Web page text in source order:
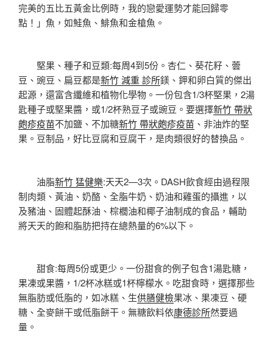
完美的五比五黃金比例時，我的戀愛運勢才能回歸零
點！」魚，如鮭魚、鯡魚和金槍魚。
堅果、種子和豆類:每周4到5份。杏仁、葵花籽、蕓
豆、豌豆、扁豆都是新竹 減重 診所鎂、鉀和卵白質的傑出
起源，還富含纖維和植物化學物。一份包含1/3杯堅果，2湯
匙種子或堅果醬，或1/2杯熟豆子或豌豆。要選擇新竹 帶狀
皰疹疫苗不加鹽、不加糖新竹 帶狀皰疹疫苗 、非油炸的堅
果。豆制品，好比豆腐和豆腐干，是肉類很好的替換品。
油脂新竹 猛健樂:天天2—3次。DASH飲食經由過程限
制肉類、黃油、奶酪、全脂牛奶、奶油和雞蛋的攝進，以
及豬油、固體起酥油、棕櫚油和椰子油制成的食品，輔助
將天天的飽和脂肪把持在總熱量的6%以下。
甜食:每周5份或更少。一份甜食的例子包含1湯匙糖，
果凍或果醬，1/2杯冰糕或1杯檸檬水。吃甜食時，選擇那些
無脂肪或低脂的，如冰糕、生供膳健檢果冰、果凍豆、硬
糖、全麥餅干或低脂餅干。無糖飲料依康德診所然要過
量。